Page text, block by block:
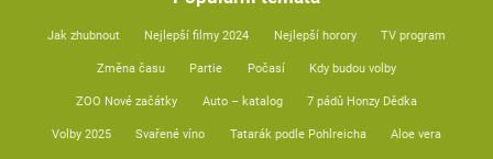
Jak zhubnout Nejlepší filmy 2024 Nejlepší horory TV program
Změna času Partie Počasí Kdy budou volby
ZOO Nové začátky Auto – katalog 7 pádů Honzy Dědka
Volby 2025 Svařené víno Tatarák podle Pohlreicha Aloe vera